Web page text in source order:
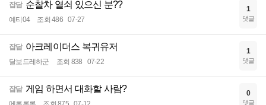
잡담 순찰차 열쇠 있으신 분??
예티04 조회 486 07-27
1
댓글
잡담 아크레이더스 복귀유저
달보드레하군 조회 838 07-22
1
댓글
잡담 게임 하면서 대화할 사람? 0
댓글